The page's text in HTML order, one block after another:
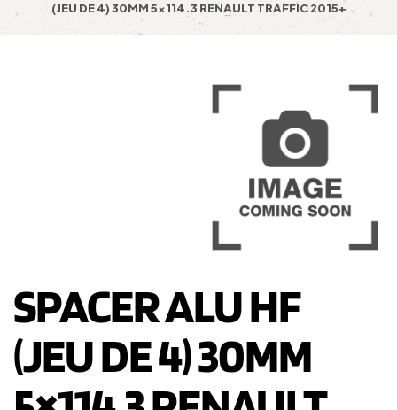
(JEU DE 4) 30MM 5×114.3 RENAULT TRAFFIC 2015+
SPACER ALU HF
(JEU DE 4) 30MM